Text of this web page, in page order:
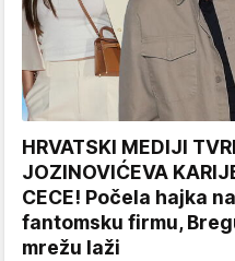
HRVATSKI MEDIJI
JOZINOVIĆEVA
CECE! Počela hajka
fantomsku firmu,
mrežu laži